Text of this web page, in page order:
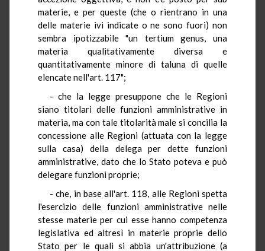
materie, e per queste (che o rientrano in una
delle materie ivi indicate o ne sono fuori) non
sembra ipotizzabile "un tertium genus, una
materia qualitativamente diversa e
quantitativamente minore di taluna di quelle
elencate nell'art. 117";
- che la legge presuppone che le Regioni
siano titolari delle funzioni amministrative in
materia, ma con tale titolarità male si concilia la
concessione alle Regioni (attuata con la legge
sulla casa) della delega per dette funzioni
amministrative, dato che lo Stato poteva e può
delegare funzioni proprie;
- che, in base all'art. 118, alle Regioni spetta
l'esercizio delle funzioni amministrative nelle
stesse materie per cui esse hanno competenza
legislativa ed altresì in materie proprie dello
Stato per le quali si abbia un'attribuzione (a